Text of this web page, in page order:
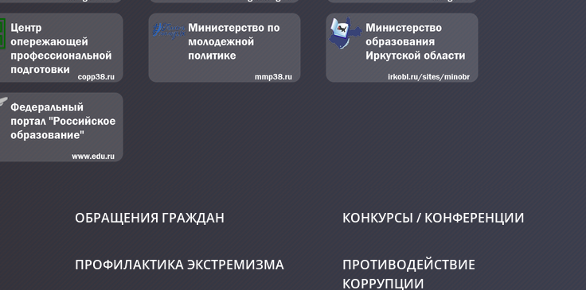
ОБРАЩЕНИЯ ГРАЖДАН
ПРОФИЛАКТИКА ЭКСТРЕМИЗМА
КОНКУРСЫ / КОНФЕРЕНЦИИ
ПРОТИВОДЕЙСТВИЕ
КОРРУПЦИИ